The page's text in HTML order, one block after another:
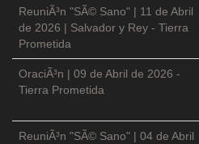
ReuniÃ³n "SÃ© Sano" | 11 de Abril
de 2026 | Salvador y Rey - Tierra
Prometida
OraciÃ³n | 09 de Abril de 2026 -
Tierra Prometida
ReuniÃ³n "SÃ© Sano" | 04 de Abril